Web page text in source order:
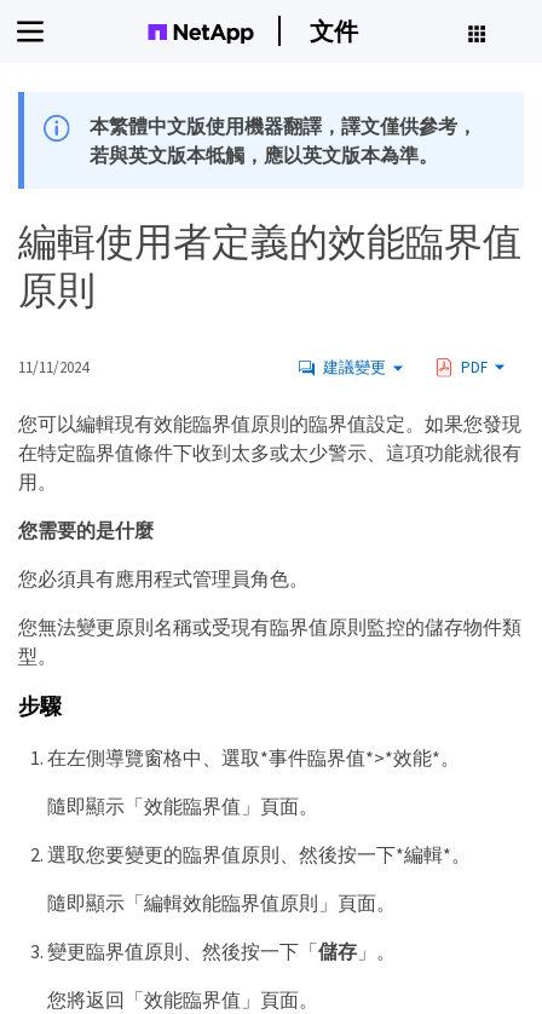
文件
本繁體中文版使用機器翻譯，譯文僅供參考，
若與英文版本牴觸，應以英文版本為準。
編輯使用者定義的效能臨界值
原則
11/11/2024 建議變更 PDF
您可以編輯現有效能臨界值原則的臨界值設定。如果您發現
在特定臨界值條件下收到太多或太少警示、這項功能就很有
用。
您需要的是什麼
您必須具有應用程式管理員角色。
您無法變更原則名稱或受現有臨界值原則監控的儲存物件類
型。
步驟
在左側導覽窗格中、選取*事件臨界值*>*效能*。
隨即顯示「效能臨界值」頁面。
選取您要變更的臨界值原則、然後按一下*編輯*。
隨即顯示「編輯效能臨界值原則」頁面。
變更臨界值原則、然後按一下「儲存」。
您將返回「效能臨界值」頁面。